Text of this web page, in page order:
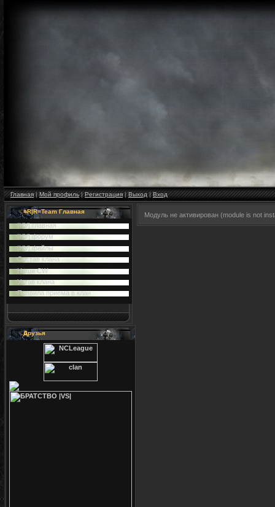
Главная|Мой профиль|Регистрация|Выход|Вход
=R|R=Team Главная
|HV| главная
|HV| форум
|HV| файлы
Cостав клана
Наши CW
Устав клана
Правила приема в клан
Друзья
Модуль не активирован (module is not